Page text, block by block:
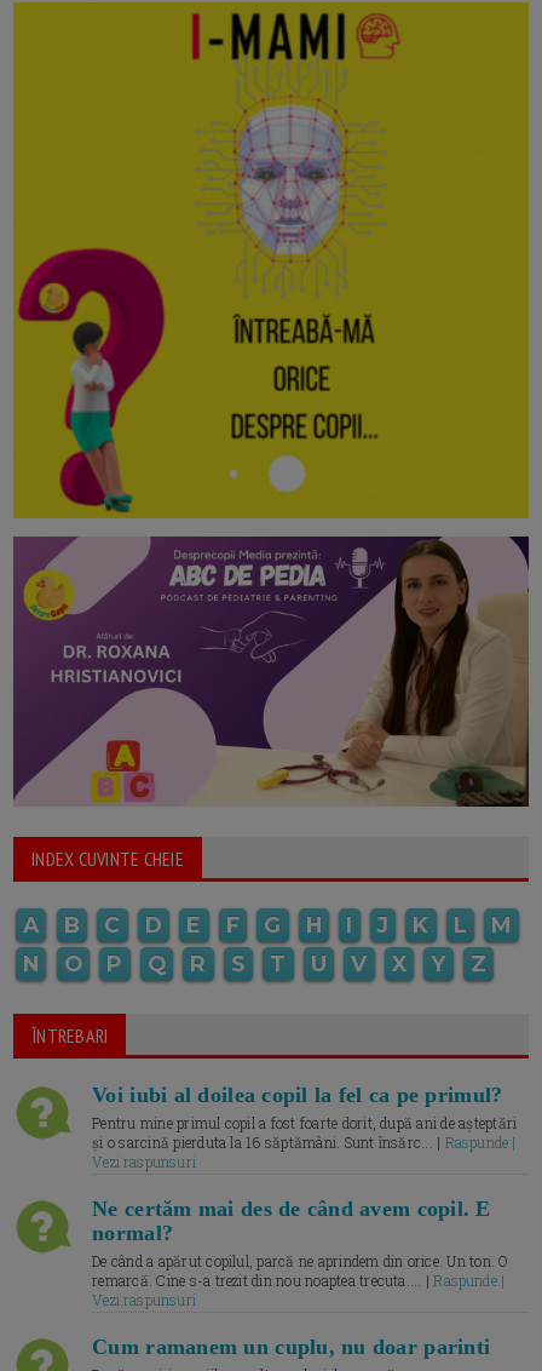
INDEX CUVINTE CHEIE
A B C D E F G H I J K L
M
N
O P Q R S T U V X Y Z
ÎNTREBARI
Voi iubi al doilea copil la fel ca pe primul?
Pentru mine primul copil a fost foarte dorit, după ani de așteptări
și o sarcină pierduta la 16 săptămâni. Sunt însărc... | Raspunde |
Vezi raspunsuri
Ne certăm mai des de când avem copil. E
normal?
De când a apărut copilul, parcă ne aprindem din orice. Un ton. O
remarcă. Cine s-a trezit din nou noaptea trecuta.... |Raspunde |
Vezi raspunsuri
Cum ramanem un cuplu, nu doar parinti